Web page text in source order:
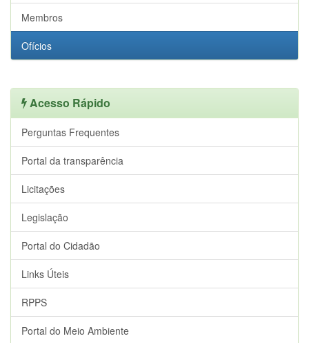
Membros
Ofícios
Acesso Rápido
Perguntas Frequentes
Portal da transparência
Licitações
Legislação
Portal do Cidadão
Links Úteis
RPPS
Portal do Meio Ambiente